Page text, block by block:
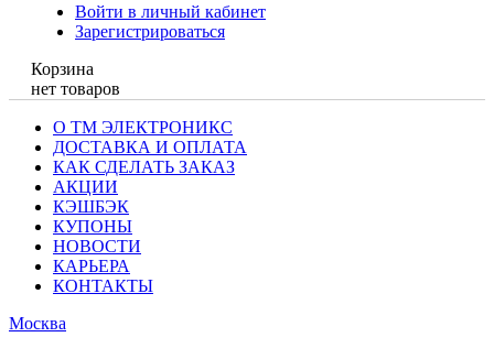
Войти в личный кабинет
Зарегистрироваться
Корзина
нет товаров
О ТМ ЭЛЕКТРОНИКС
ДОСТАВКА И ОПЛАТА
КАК СДЕЛАТЬ ЗАКАЗ
АКЦИИ
КЭШБЭК
КУПОНЫ
НОВОСТИ
КАРЬЕРА
КОНТАКТЫ
Москва